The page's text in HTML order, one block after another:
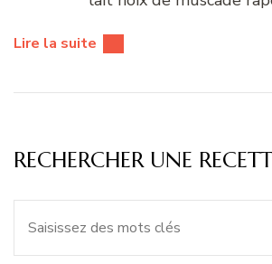
Lire la suite
RECHERCHER UNE